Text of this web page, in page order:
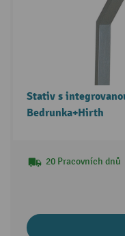
Stativ s
Bedrunka+Hirth
20 Pracovních dnů